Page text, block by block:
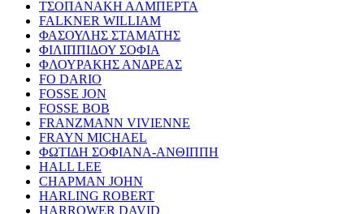
ΤΣΟΠΑΝΑΚΗ ΑΛΜΠΕΡΤΑ
FALKNER WILLIAM
ΦΑΣΟΥΛΗΣ ΣΤΑΜΑΤΗΣ
ΦΙΛΙΠΠΙΔΟΥ ΣΟΦΙΑ
ΦΛΟΥΡΑΚΗΣ ΑΝΔΡΕΑΣ
FO DARIO
FOSSE JON
FOSSE BOB
FRANZMANN VIVIENNE
FRAYN MICHAEL
ΦΩΤΙΔΗ ΣΟΦΙΑΝΑ-ΑΝΘΙΠΠΗ
HALL LEE
CHAPMAN JOHN
HARLING ROBERT
HARROWER DAVID